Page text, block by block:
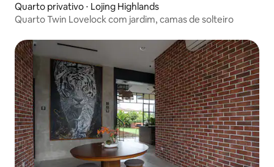
Quarto privativo ⋅ Lojing Highlands
Quarto Twin Lovelock com jardim, camas de solteiro